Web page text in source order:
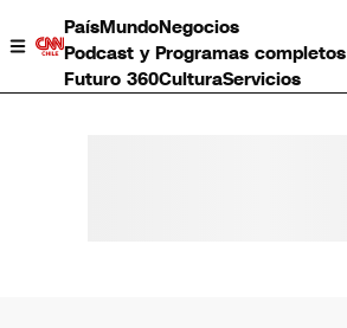
PaísMundoNegocios
Podcast y Programas completos
Futuro 360CulturaServicios